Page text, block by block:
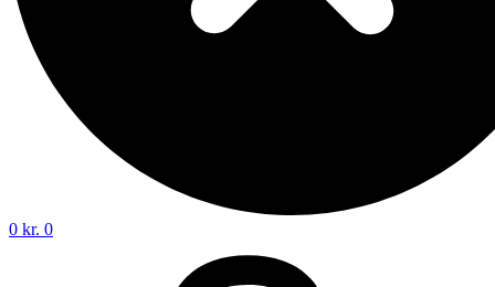
0 kr. 0